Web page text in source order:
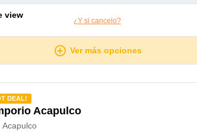
view
¿Y si cancelo?
Ver más opciones
DEAL!
Acapulco
Acapulco